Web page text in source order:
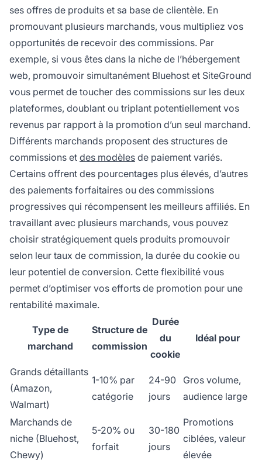
ses offres de produits et sa base de clientèle. En
promouvant plusieurs marchands, vous multipliez vos
opportunités de recevoir des commissions. Par
exemple, si vous êtes dans la niche de l’hébergement
web, promouvoir simultanément Bluehost et SiteGround
vous permet de toucher des commissions sur les deux
plateformes, doublant ou triplant potentiellement vos
revenus par rapport à la promotion d’un seul marchand.
Différents marchands proposent des structures de
commissions et des modèles de paiement variés.
Certains offrent des pourcentages plus élevés, d’autres
des paiements forfaitaires ou des commissions
progressives qui récompensent les meilleurs affiliés. En
travaillant avec plusieurs marchands, vous pouvez
choisir stratégiquement quels produits promouvoir
selon leur taux de commission, la durée du cookie ou
leur potentiel de conversion. Cette flexibilité vous
permet d’optimiser vos efforts de promotion pour une
rentabilité maximale.
Type de
marchand
Structure de
commission
Durée
du
cookie
Idéal pour
Grands détaillants
(Amazon,
Walmart)
1-10% par
catégorie
24-90
jours
Gros volume,
audience large
Marchands de
niche (Bluehost,
Chewy)
5-20% ou
forfait
30-180
jours
Promotions
ciblées, valeur
élevée